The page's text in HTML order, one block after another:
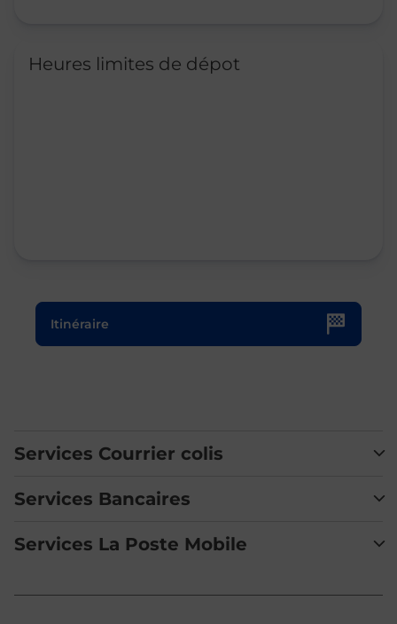
Heures limites de dépot
Itinéraire
Le lien s'ouvre dans un nouvel onglet
Services Courrier colis
Services Bancaires
Services La Poste Mobile